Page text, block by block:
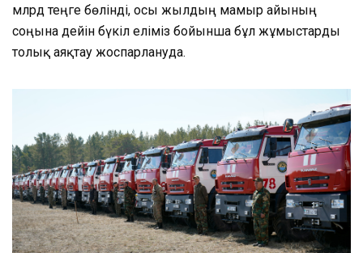
млрд теңге бөлінді, осы жылдың мамыр айының
соңына дейін бүкіл еліміз бойынша бұл жұмыстарды
толық аяқтау жоспарлануда.